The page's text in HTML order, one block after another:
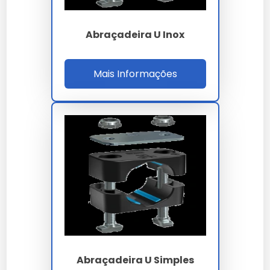
Para demandas industriais de abraçadeira unha com
formulário no site para nossa equipe.
dúvidas sobre a melhor forma de implementar o
abraçadeira unha com base no seu fluxo de trabalho.
A durabilidade do abraçadeira unha com base é um
dos seus maiores diferenciais, garantindo que o seu
investimento tenha um retorno sólido ao longo do
Lembramos que o uso deabraçadeira unha com
em desacordo com as normas técnicas pode
comprometer a segurança. Consulte sempre nossa
A manutenção preventiva de abraçadeira unha
prolonga a vida útil e evita paradas
desnecessárias na sua linha de produção.
Ao nos escolher, você opta por um parceiro que
Abraçadeira U Inox
Mais Informações
Abraçadeira U Simples